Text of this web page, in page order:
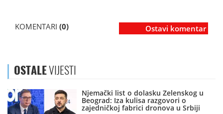
KOMENTARI (0) Ostavi komentar
OSTALEVIJESTI
Njemački list o dolasku Zelenskog u
Beograd: Iza kulisa razgovori o
zajedničkoj fabrici dronova u Srbiji